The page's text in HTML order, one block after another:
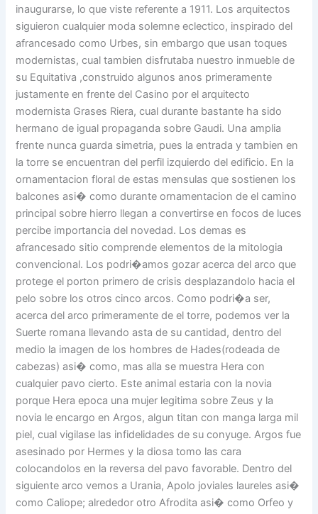
inaugurarse, lo que viste referente a 1911. Los arquitectos
siguieron cualquier moda solemne eclectico, inspirado del
afrancesado como Urbes, sin embargo que usan toques
modernistas, cual tambien disfrutaba nuestro inmueble de
su Equitativa ,construido algunos anos primeramente
justamente en frente del Casino por el arquitecto
modernista Grases Riera, cual durante bastante ha sido
hermano de igual propaganda sobre Gaudi. Una amplia
frente nunca guarda simetria, pues la entrada y tambien en
la torre se encuentran del perfil izquierdo del edificio. En la
ornamentacion floral de estas mensulas que sostienen los
balcones asi� como durante ornamentacion de el camino
principal sobre hierro llegan a convertirse en focos de luces
percibe importancia del novedad. Los demas es
afrancesado sitio comprende elementos de la mitologia
convencional. Los podri�amos gozar acerca del arco que
protege el porton primero de crisis desplazandolo hacia el
pelo sobre los otros cinco arcos. Como podri�a ser,
acerca del arco primeramente de el torre, podemos ver la
Suerte romana llevando asta de su cantidad, dentro del
medio la imagen de los hombres de Hades(rodeada de
cabezas) asi� como, mas alla se muestra Hera con
cualquier pavo cierto. Este animal estaria con la novia
porque Hera epoca una mujer legitima sobre Zeus y la
novia le encargo en Argos, algun titan con manga larga mil
piel, cual vigilase las infidelidades de su conyuge. Argos fue
asesinado por Hermes y la diosa tomo las cara
colocandolos en la reversa del pavo favorable. Dentro del
siguiente arco vemos a Urania, Apolo joviales laureles asi�
como Caliope; alrededor otro Afrodita asi� como Orfeo y